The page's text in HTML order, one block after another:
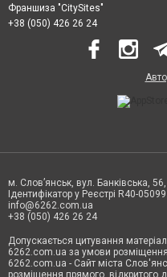
Франшиза "CitySites"
+38 (050) 426 26 24
м. Слов’янськ, вул. Банківська,
Ідентифікатор у Реєстрі R40-05099
info@6262.com.ua
+38 (050) 426 26 24
Допускається цитування
6262.com.ua за умови
6262.com.ua - Сайт міста
розміщення прямого, відкритого